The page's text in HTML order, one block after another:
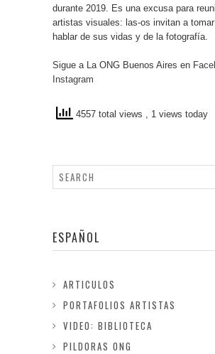
durante 2019. Es una excusa para
artistas visuales: las-os invitan a
hablar de sus vidas y de la fotografía.
Sigue a La ONG Buenos Aires en
Instagram
4557 total views , 1 views today
ESPAÑOL
ARTICULOS
PORTAFOLIOS ARTISTAS
VIDEO: BIBLIOTECA
PILDORAS ONG